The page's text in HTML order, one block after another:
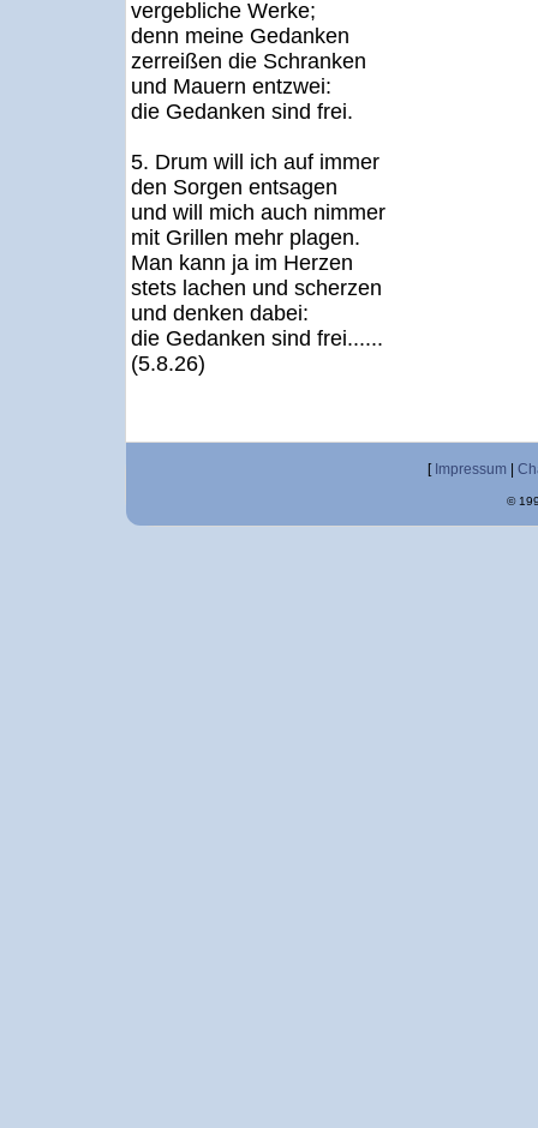
vergebliche Werke;
denn meine Gedanken
zerreißen die Schranken
und Mauern entzwei:
die Gedanken sind frei.
5. Drum will ich auf immer
den Sorgen entsagen
und will mich auch nimmer
mit Grillen mehr plagen.
Man kann ja im Herzen
stets lachen und scherzen
und denken dabei:
die Gedanken sind frei......
(5.8.26)
[ Impressum
©